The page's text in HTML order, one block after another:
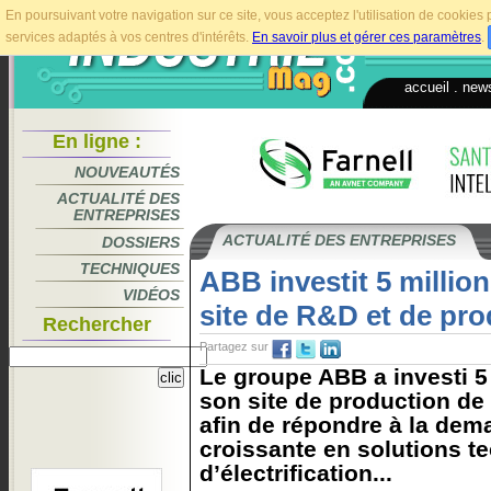
En poursuivant votre navigation sur ce site, vous acceptez l'utilisation de
services adaptés à vos centres d'intérêts. En savoir plus et gérer ces paramètres.
accueil
En ligne :
NOUVEAUTÉS
ACTUALITÉ DES
ENTREPRISES
DOSSIERS
TECHNIQUES
VIDÉOS
Rechercher
ACTUALITÉ DES ENTREPRISES
ABB investit 5
site de R&D et de
Partagez sur
Le groupe ABB a investi
son site de production de
afin de répondre à la
croissante en solutions
d’électrification...